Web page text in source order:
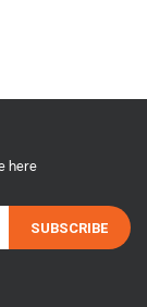
here
SUBSCRIBE